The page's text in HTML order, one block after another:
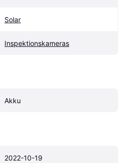
Solar
Inspektionskameras
Akku
2022-10-19